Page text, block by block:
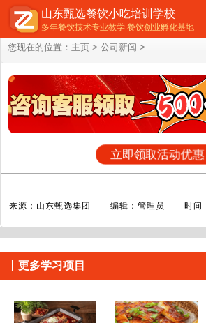
您现在的位置： 主页 > 公司新闻 >
立即领取活动优惠
来源：山东甄选集团 编辑：管理员 时间
山东甄选餐饮小吃培训学校
多年餐饮技术专业教学 餐饮创业孵化基地
更多学习项目